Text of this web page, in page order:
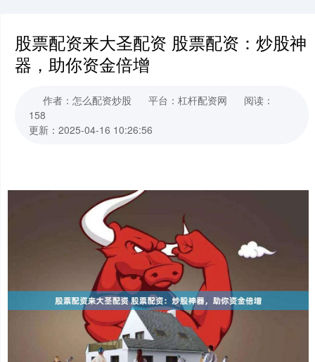
股票配资来大圣配资 股票配资：炒股神
器，助你资金倍增
作者：怎么配资炒股 平台：杠杆配资网
阅读：
158
更新：2025-04-16 10:26:56